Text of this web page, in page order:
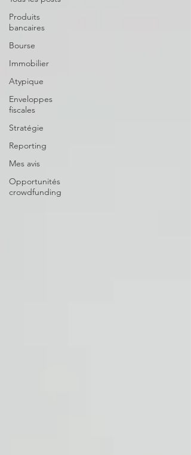
Produits
bancaires
Bourse
Immobilier
Atypique
Enveloppes
fiscales
Stratégie
Reporting
Mes avis
Opportunités
crowdfunding